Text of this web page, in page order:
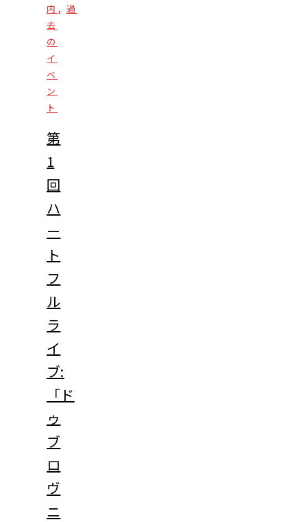
内 , 過
去
の
イ
ベ
ン
ト
第
1
回
ハ
ー
ト
フ
ル
ラ
イ
ブ:
「ド
ゥ
ブ
ロ
ヴ
ニ